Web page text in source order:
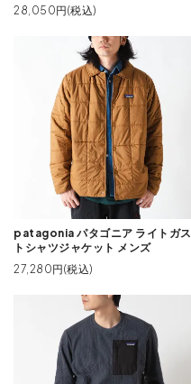
28,050円(税込)
patagonia パタゴニア ライトガス
トシャツジャケット メンズ
27,280円(税込)